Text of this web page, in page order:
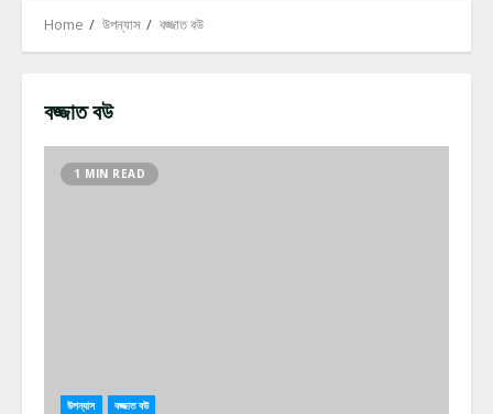
Home উপন্যাস বজ্জাত বউ
বজ্জাত বউ
1 MIN READ
উপন্যাস বজ্জাত বউ